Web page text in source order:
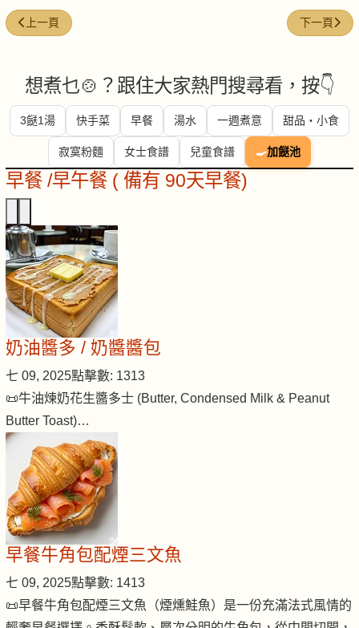
上一篇文章: 今日煮意 (#261)
上一頁 下一篇文
下一頁
想煮乜🍲？跟住大家熱門搜尋看，按👇
3餸1湯 快手菜 早餐 湯水 一週煮意 甜品・小食
寂寞粉麵 女士食譜 兒童食譜 🍳加餸池
早餐 /早午餐 ( 備有 90天早餐)
奶油醬多 / 奶醬醬包
七 09, 2025點擊數: 1313
📜牛油煉奶花生醬多士 (Butter, Condensed Milk & Peanut
Butter Toast)…
早餐牛角包配煙三文魚
七 09, 2025點擊數: 1413
📜早餐牛角包配煙三文魚（煙燻鮭魚）是一份充滿法式風情的